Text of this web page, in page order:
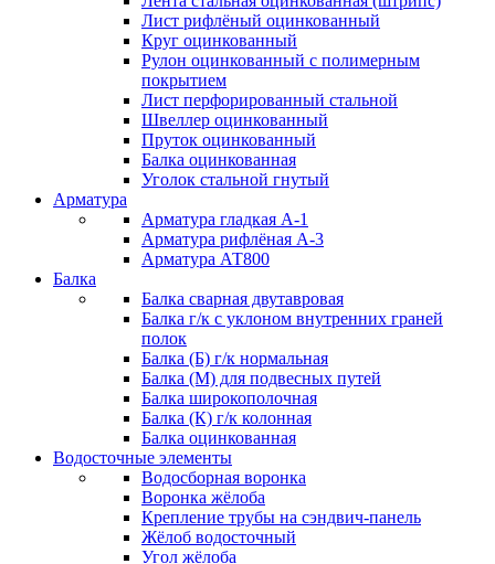
Лист рифлёный оцинкованный
Круг оцинкованный
Рулон оцинкованный с полимерным
покрытием
Лист перфорированный стальной
Швеллер оцинкованный
Пруток оцинкованный
Балка оцинкованная
Уголок стальной гнутый
Арматура
Арматура гладкая А-1
Арматура рифлёная А-3
Арматура АТ800
Балка
Балка сварная двутавровая
Балка г/к с уклоном внутренних граней
полок
Балка (Б) г/к нормальная
Балка (М) для подвесных путей
Балка широкополочная
Балка (К) г/к колонная
Балка оцинкованная
Водосточные элементы
Водосборная воронка
Воронка жёлоба
Крепление трубы на сэндвич-панель
Жёлоб водосточный
Угол жёлоба